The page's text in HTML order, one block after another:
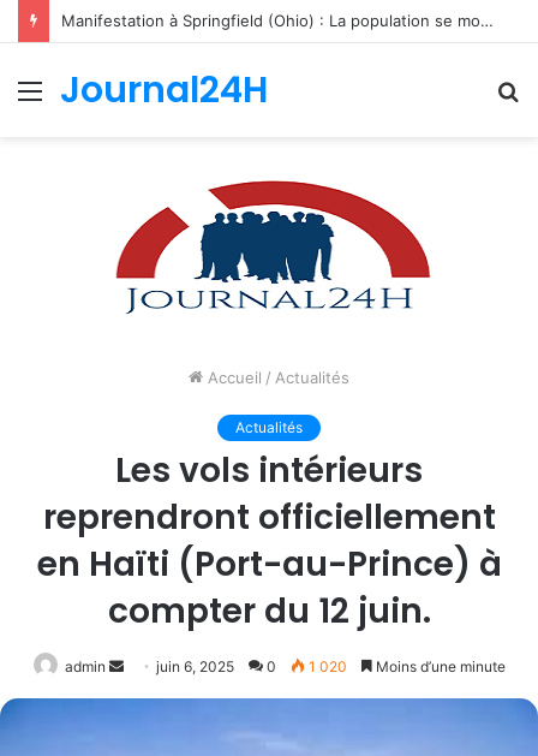
Manifestation à Springfield (Ohio) : La population se mobilise pour les Haïtiens face au TPS et aux bracelets électroniques
Menu
Journal24H
Accueil / Actualités
Actualités
Les vols intérieurs
reprendront officiellement
en Haïti (Port-au-Prince) à
compter du 12 juin.
admin
Envoyer
un
juin 6, 2025 0 1 020 Moins d’une minute